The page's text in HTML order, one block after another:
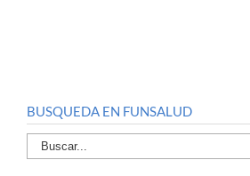
BUSQUEDA EN FUNSALUD
Buscar
por: